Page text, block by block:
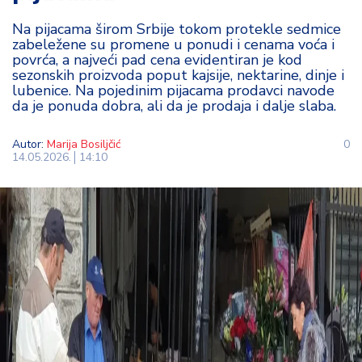
M
bi
M
oj
a
p
e
n
zij
a
K
Na pijacama širom Srbije tokom protekle sedmice
zabeležene su promene u ponudi i cenama voća i
povrća, a najveći pad cena evidentiran je kod
sezonskih proizvoda poput kajsije, nektarine, dinje i
lubenice. Na pojedinim pijacama prodavci navode
da je ponuda dobra, ali da je prodaja i dalje slaba.
Autor: Marija Bosiljčić
14.05.2026.
14:10
0